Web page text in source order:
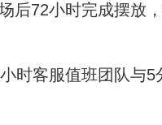
后72小时完成摆放
时客服值班团队与